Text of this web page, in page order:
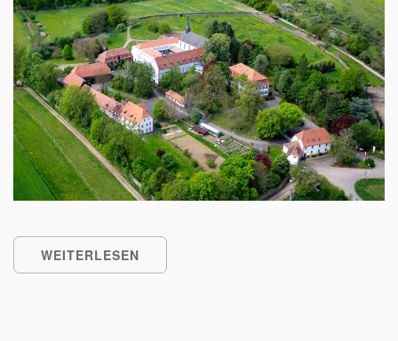
WEITERLESEN